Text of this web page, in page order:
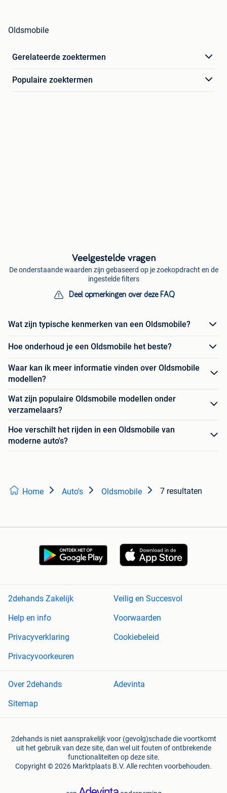
Oldsmobile
Gerelateerde zoektermen
Populaire zoektermen
Veelgestelde vragen
De onderstaande waarden zijn gebaseerd op je zoekopdracht en de
ingestelde filters
Deel opmerkingen over deze FAQ
Wat zijn typische kenmerken van een Oldsmobile?
Hoe onderhoud je een Oldsmobile het beste?
Waar kan ik meer informatie vinden over Oldsmobile
modellen?
Wat zijn populaire Oldsmobile modellen onder
verzamelaars?
Hoe verschilt het rijden in een Oldsmobile van
moderne auto's?
Home Auto's Oldsmobile 7 resultaten
2dehands Zakelijk
Veilig en Succesvol
Help en info
Voorwaarden
Privacyverklaring
Cookiebeleid
Privacyvoorkeuren
Over 2dehands
Adevinta
Sitemap
2dehands is niet aansprakelijk voor (gevolg)schade die voortkomt
uit het gebruik van deze site, dan wel uit fouten of ontbrekende
functionaliteiten op deze site.
Copyright © 2026 Marktplaats B.V. Alle rechten voorbehouden.